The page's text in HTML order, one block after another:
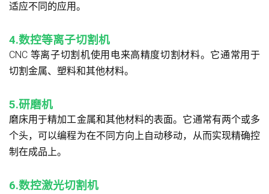
适应不同的应用。
4.数控等离子切割机
CNC 等离子切割机使用电来高精度切割材料。它通常用于
切割金属、塑料和其他材料。
5.研磨机
磨床用于精加工金属和其他材料的表面。它通常有两个或多
个头，可以编程为在不同方向上自动移动，从而实现精确控
制在成品上。
6.数控激光切割机